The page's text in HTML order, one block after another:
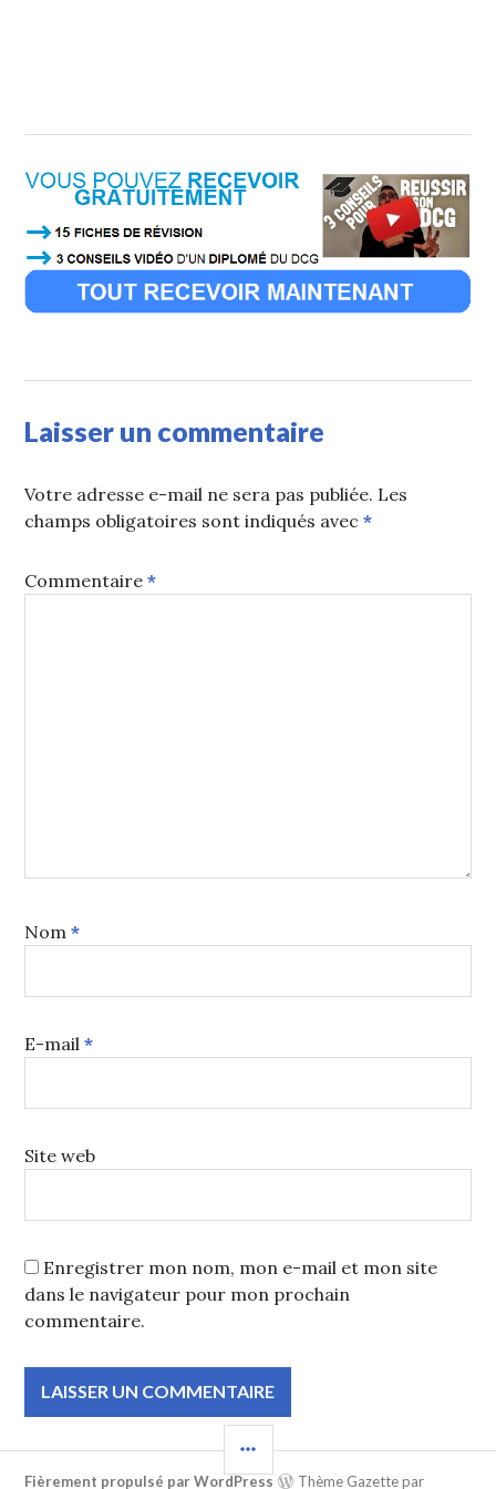
Laisser un commentaire
Votre adresse e-mail ne sera pas publiée. Les
champs obligatoires sont indiqués avec*
Commentaire*
Nom*
E-mail*
Site web
Enregistrer mon nom, mon e-mail et mon site
dans le navigateur pour mon prochain
commentaire.
LATÉRALE
Fièrement propulsé par WordPress Thème Gazette par